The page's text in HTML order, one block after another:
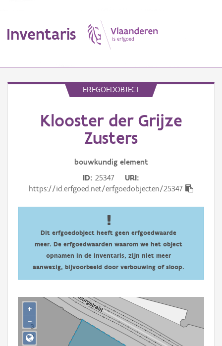
Inventaris
Erfgoedobject
Gebeurtenis
Downloads
Hergebruik
ERFGOEDOBJECT
Klooster der Grijze
Zusters
bouwkundig element
ID 25347
URI
https://id.erfgoed.net/erfgoedobjecten/25347
Dit erfgoedobject heeft geen erfgoedwaarde
meer. De erfgoedwaarden waarom we het object
opnamen in de inventaris, zijn niet meer
aanwezig, bijvoorbeeld door verbouwing of sloop.
+
−